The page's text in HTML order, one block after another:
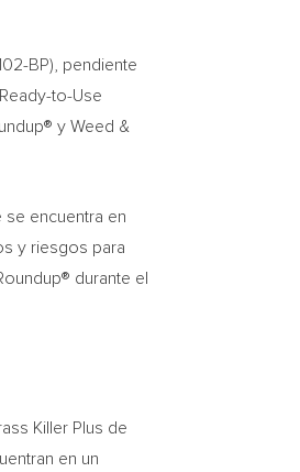
BP), pendiente
to-Use
y Weed &
se encuentra en
y riesgos para
durante el
Killer Plus de
en un